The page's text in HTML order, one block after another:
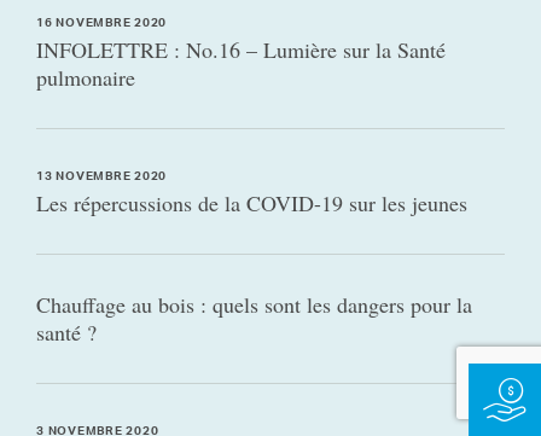
16 NOVEMBRE 2020
INFOLETTRE : No.16 – Lumière sur la Santé
pulmonaire
13 NOVEMBRE 2020
Les répercussions de la COVID-19 sur les jeunes
Chauffage au bois : quels sont les dangers pour la
santé ?